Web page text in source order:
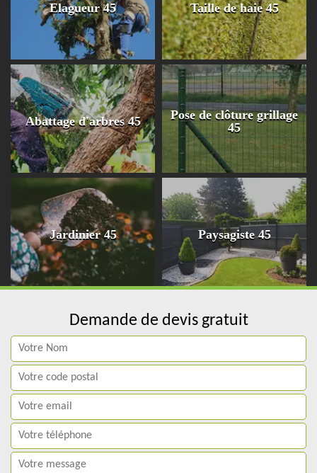
Elagueur 45 Taille de haie 45
Abattage d'arbres 45
Pose de clôture grillage
45
Jardinier 45 Paysagiste 45
Demande de devis gratuit